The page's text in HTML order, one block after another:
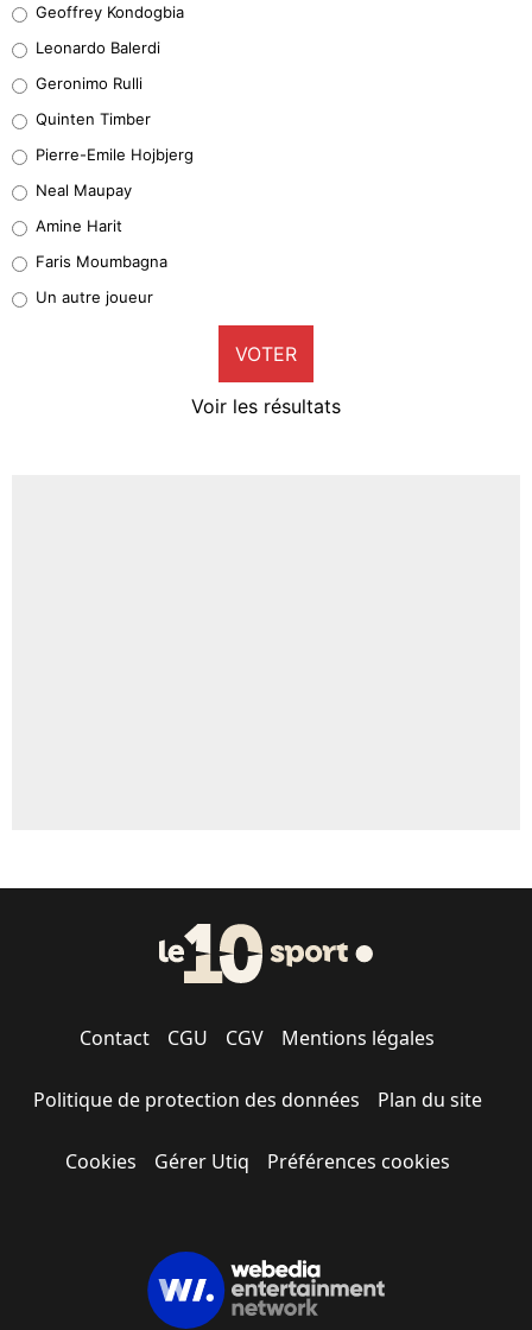
38%
32%
5%
1%
9%
Geoffrey Kondogbia
Leonardo Balerdi
Geronimo Rulli
Quinten Timber
Pierre-Emile Hojbjerg
Neal Maupay
Amine Harit
Faris Moumbagna
Un autre joueur
VOTER
Voir les résultats
Contact CGU CGV Mentions légales
Politique de protection des données Plan du site
Cookies Gérer Utiq Préférences cookies